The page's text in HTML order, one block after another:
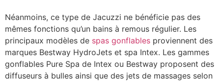
Néanmoins, ce type de Jacuzzi ne bénéficie pas des
mêmes fonctions qu’un bains à remous régulier. Les
principaux modèles de spas gonflables proviennent des
marques Bestway HydroJets et spa Intex. Les gammes
gonflables Pure Spa de Intex ou Bestway proposent des
diffuseurs à bulles ainsi que des jets de massages selon